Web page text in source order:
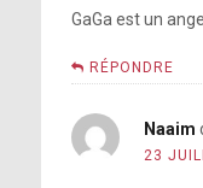
GaGa est un
RÉPONDRE
Naaim
23